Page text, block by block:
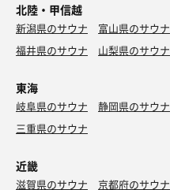
北陸・甲信越
新潟県のサウナ 富山県のサウナ
福井県のサウナ
山梨県のサウナ
東海
岐阜県のサウナ 静岡県のサウナ
三重県のサウナ
近畿
滋賀県のサウナ 京都府のサウナ